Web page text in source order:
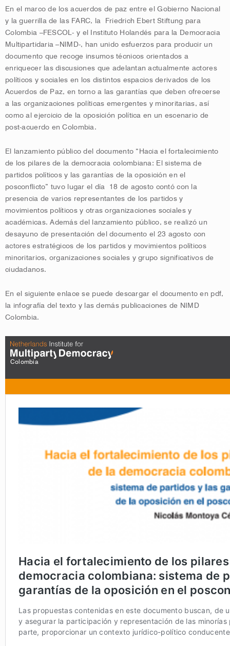
En el marco de los acuerdos de paz entre el Gobierno Nacional
y la guerrilla de las FARC, la Friedrich Ebert Stiftung para
Colombia –FESCOL- y el Instituto Holandés para la Democracia
Multipartidaria –NIMD-, han unido esfuerzos para producir un
documento que recoge insumos técnicos orientados a
enriquecer las discusiones que adelantan actualmente actores
políticos y sociales en los distintos espacios derivados de los
Acuerdos de Paz, en torno a las garantías que deben ofrecerse
a las organizaciones políticas emergentes y minoritarias, así
como al ejercicio de la oposición política en un escenario de
post-acuerdo en Colombia.
El lanzamiento público del documento “Hacia el fortalecimiento
de los pilares de la democracia colombiana: El sistema de
partidos políticos y las garantías de la oposición en el
posconflicto” tuvo lugar el día 18 de agosto contó con la
presencia de varios representantes de los partidos y
movimientos políticos y otras organizaciones sociales y
académicas. Además del lanzamiento público, se realizó un
desayuno de presentación del documento el 23 agosto con
actores estratégicos de los partidos y movimientos políticos
minoritarios, organizaciones sociales y grupo significativos de
ciudadanos.
En el siguiente enlace se puede descargar el documento en pdf,
la infografía del texto y las demás publicaciones de NIMD
Colombia.